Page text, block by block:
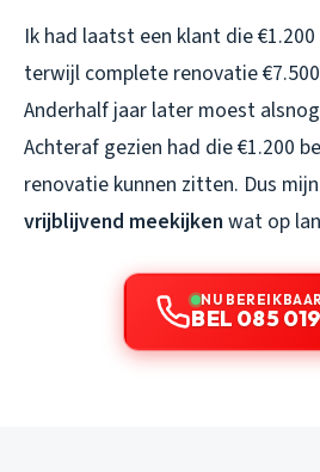
Ik had laatst een klant die
terwijl complete renovatie
Anderhalf jaar later moest
Achteraf gezien had die €1.200
renovatie kunnen zitten. Dus
vrijblijvend meekijken wat op
NU BEREIKBAAR
BEL 085